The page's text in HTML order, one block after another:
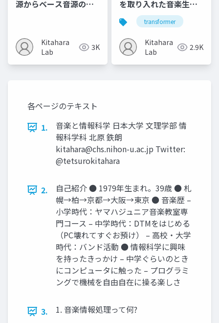
源からベース音源の生
Kitahara
Lab
3K
を取り入れた音楽生成
モデルの性能評価に関
する研究
transformer
Kitahara
Lab
2.9K
各ページのテキスト
1.
音楽と情報科学 日本大学 文理学部 情
報科学科 北原 鉄朗
kitahara@chs.nihon-u.ac.jp Twitter:
@tetsurokitahara
2.
自己紹介 ● 1979年生まれ。39歳 ● 札
幌→柏→京都→大阪→東京 ● 音楽歴 –
小学時代：ヤマハジュニア音楽教室専
門コース – 中学時代：DTMをはじめる
（PC壊れてすぐお預け） – 高校・大学
時代：バンド活動 ● 情報科学に興味
を持ったきっかけ – 中学ぐらいのとき
にコンピュータに触った – プログラミ
ングで機械を自由自在に操る楽しさ
3. 1. 音楽情報処理って何?